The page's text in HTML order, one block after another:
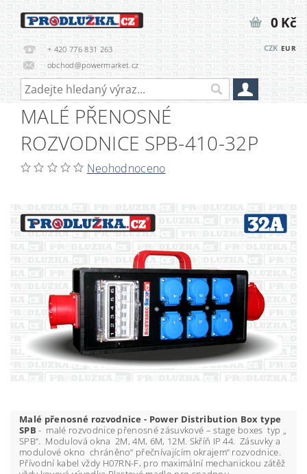
+ 420 776 831 263
obchod@powermarket.cz
CZK EUR
0 Kč
MALÉ PŘENOSNÉ
ROZVODNICE SPB-410-32P
Neohodnoceno
Malé přenosné rozvodnice - Power Distribution Box type
SPB- malé rozvodnice přenosné zásuvkové – stage boxes typ „
SPB“. Modulová okna 2M, 4M, 6M, 12M. Skříň IP 44. Zásuvky a
modulové okno chráněno“ přečnívajícím okrajem“ rozvodnice.
Přívodní kabel vždy H07RN-F, pro maximální mechanickou zátěž